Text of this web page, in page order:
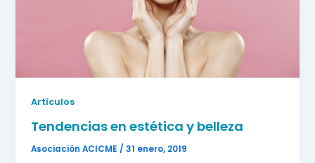
Artículos
Tendencias en estética y belleza
Asociación ACICME /31 enero, 2019